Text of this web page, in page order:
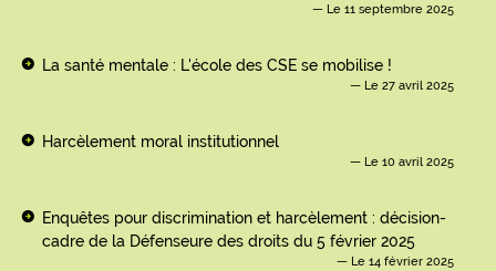
Le 11 septembre 2025
La santé mentale : L'école des CSE se mobilise !
Le 27 avril 2025
Harcèlement moral institutionnel
Le 10 avril 2025
Enquêtes pour discrimination et harcèlement : décision-
cadre de la Défenseure des droits du 5 février 2025
Le 14 février 2025